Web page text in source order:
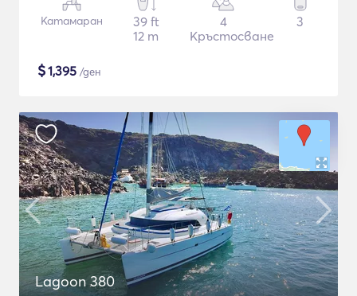
Катамаран
39 ft
12 m
4
Кръстосване
3
$1,395 /ден
Lagoon 380